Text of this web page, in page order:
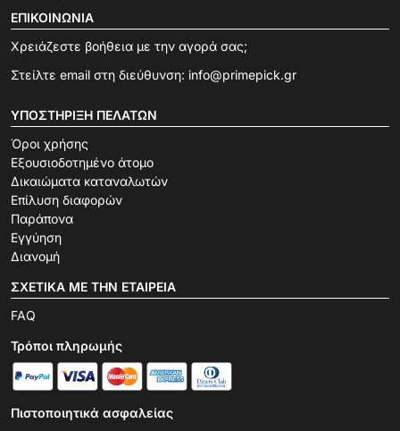
ΕΠΙΚΟΙΝΩΝΊΑ
Χρειάζεστε βοήθεια με την αγορά σας;
Στείλτε email στη διεύθυνση: info@primepick.gr
ΥΠΟΣΤΉΡΙΞΗ ΠΕΛΑΤΏΝ
Όροι χρήσης
Εξουσιοδοτημένο άτομο
Δικαιώματα καταναλωτών
Επίλυση διαφορών
Παράπονα
Εγγύηση
Διανομή
ΣΧΕΤΙΚΆ ΜΕ ΤΗΝ ΕΤΑΙΡΕΊΑ
FAQ
Τρόποι πληρωμής
Πιστοποιητικά ασφαλείας